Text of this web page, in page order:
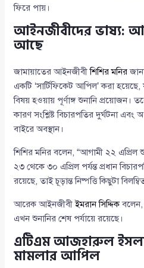
ফিরে পায়।
আইনজীবীদের ভাষ্য:
আছে
জামায়াতের আইনজীবীশিশির মনির
একটি ‘সার্টিফিকেট আপিল’ করা হয়েছে,
বিষয় হওয়ায় পূর্ণাঙ্গ শুনানি প্রয়োজন।
কারণ সংশ্লিষ্ট বিচারপতির দুর্ঘটনা
বাইরে অবস্থান।
শিশির মনির বলেন, “আগামী ২২ এপ্রিল
২৩ থেকে ৩০ এপ্রিল পর্যন্ত প্রধান
রয়েছে, তাই চূড়ান্ত নিষ্পত্তি কিছুটা
আরেক আইনজীবীইমরান সিদ্দিকবলেন,
এখন শুনানির শেষ পর্যায়ে রয়েছে।
এটিএম আজহারুল
মামলার আপিল